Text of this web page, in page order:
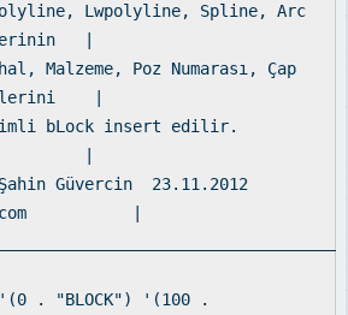
Lwpolyline, Spline, Arc
|
Malzeme, Poz Numarası, Çap
|
isimli bLock insert edilir.
Güvercin 23.11.2012
|
. "BLOCK") '(100 .